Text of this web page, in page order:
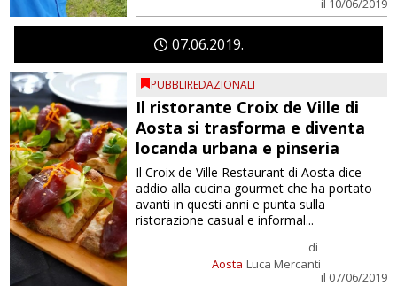
il 10/06/2019
0706 2019
PUBBLIREDAZIONALI
Il ristorante Croix de Ville di
Aosta si trasforma e diventa
locanda urbana e pinseria
Aosta
di
Luca Mercanti
il 07/06/2019
Il Croix de Ville Restaurant di Aosta dice
addio alla cucina gourmet che ha portato
avanti in questi anni e punta sulla
ristorazione casual e informal...